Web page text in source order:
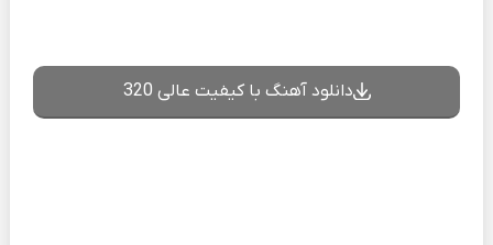
دانلود آهنگ با کیفیت عالی 320